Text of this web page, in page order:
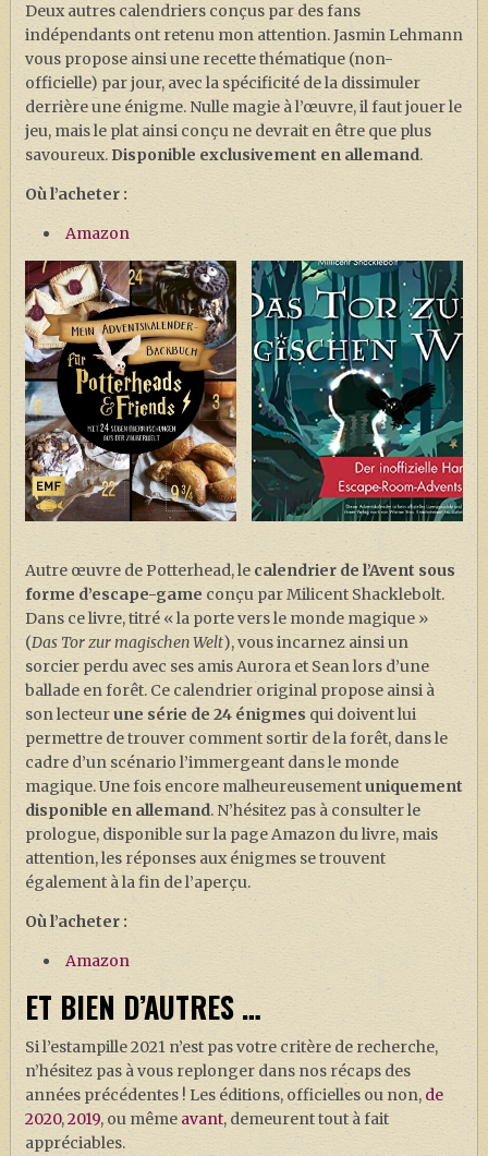
Deux autres calendriers conçus par des fans
indépendants ont retenu mon attention. Jasmin Lehmann
vous propose ainsi une recette thématique (non-
officielle) par jour, avec la spécificité de la dissimuler
derrière une énigme. Nulle magie à l’œuvre, il faut jouer le
jeu, mais le plat ainsi conçu ne devrait en être que plus
savoureux. Disponible exclusivement en allemand.
Où l’acheter :
Amazon
Autre œuvre de Potterhead, le calendrier de l’Avent sous
forme d’escape-game conçu par Milicent Shacklebolt.
Dans ce livre, titré « la porte vers le monde magique »
(Das Tor zur magischen Welt), vous incarnez ainsi un
sorcier perdu avec ses amis Aurora et Sean lors d’une
ballade en forêt. Ce calendrier original propose ainsi à
son lecteurune série de 24 énigmes qui doivent lui
permettre de trouver comment sortir de la forêt, dans le
cadre d’un scénario l’immergeant dans le monde
magique. Une fois encore malheureusementuniquement
disponible en allemand. N’hésitez pas à consulter le
prologue, disponible sur la page Amazon du livre, mais
attention, les réponses aux énigmes se trouvent
également à la fin de l’aperçu.
Où l’acheter :
Amazon
ET BIEN D’AUTRES …
Si l’estampille 2021 n’est pas votre critère de recherche,
n’hésitez pas à vous replonger dans nos récaps des
années précédentes ! Les éditions, officielles ou non, de
2020,2019, ou même avant, demeurent tout à fait
appréciables.